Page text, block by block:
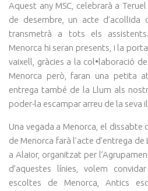
Aquest any MSC, celebrarà a
de desembre, un acte
transmetrà a tots els
Menorca hi seran presents, i la
vaixell, gràcies a la col•laboració
Menorca però, faran una petita
entrega també de la Llum als
poder-la escampar arreu de la seva
Una vegada a Menorca, el dissabte
de Menorca farà l’acte d’entrega
a Alaior, organitzat per
d’aquestes línies, volem
escoltes de Menorca, Antics